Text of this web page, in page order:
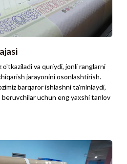
va quriydi, jonli ranglarni
jarayonini osonlashtirish.
barqaror ishlashni ta'minlaydi,
uchun eng yaxshi tanlov